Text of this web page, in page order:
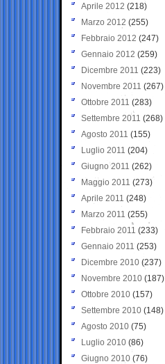
Aprile 2012 (218)
Marzo 2012 (255)
Febbraio 2012 (247)
Gennaio 2012 (259)
Dicembre 2011 (223)
Novembre 2011 (267)
Ottobre 2011 (283)
Settembre 2011 (268)
Agosto 2011 (155)
Luglio 2011 (204)
Giugno 2011 (262)
Maggio 2011 (273)
Aprile 2011 (248)
Marzo 2011 (255)
Febbraio 2011 (233)
Gennaio 2011 (253)
Dicembre 2010 (237)
Novembre 2010 (187)
Ottobre 2010 (157)
Settembre 2010 (148)
Agosto 2010 (75)
Luglio 2010 (86)
Giugno 2010 (76)